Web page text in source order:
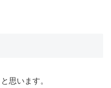
思います。